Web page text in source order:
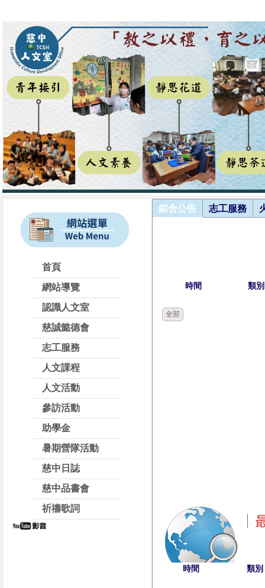
首頁
網站導覽
認識人文室
慈誠懿德會
志工服務
人文課程
人文活動
參訪活動
助學金
暑期營隊活動
慈中日誌
慈中品書會
祈禱歌詞
綜合公告 志工服務
時間 類別
全部
時間 類別